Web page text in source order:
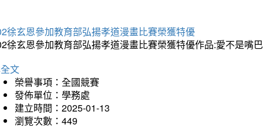
徐玄恩參加教育部弘揚孝道漫畫比賽榮獲特優
徐玄恩參加教育部弘揚孝道漫畫比賽榮獲特優作品:愛不是嘴
文
榮譽事項：全國競賽
發佈單位：學務處
建立時間：2025-01-13
瀏覽次數：449